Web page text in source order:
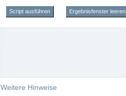
Script ausführen Ergebnisfenster leeren
Weitere Hinweise